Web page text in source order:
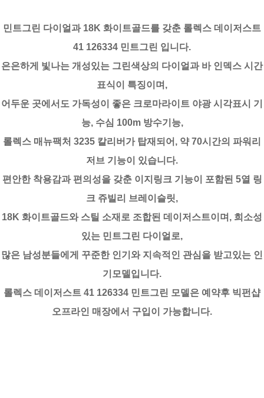
민트그린 다이얼과 18K 화이트골드를 갖춘 롤렉스 데이저스트
41 126334 민트그린 입니다.
은은하게 빛나는 개성있는 그린색상의 다이얼과 바 인덱스 시간
표식이 특징이며,
어두운 곳에서도 가독성이 좋은 크로마라이트 야광 시각표시 기
능, 수심 100m 방수기능,
롤렉스 매뉴팩처 3235 칼리버가 탑재되어, 약 70시간의 파워리
저브 기능이 있습니다.
편안한 착용감과 편의성을 갖춘 이지링크 기능이 포함된 5열 링
크 쥬빌리 브레이슬릿,
18K 화이트골드와 스틸 소재로 조합된 데이저스트이며, 희소성
있는 민트그린 다이얼로,
많은 남성분들에게 꾸준한 인기와 지속적인 관심을 받고있는 인
기모델입니다.
롤렉스 데이저스트 41 126334 민트그린 모델은 예약후 빅펀샵
오프라인 매장에서 구입이 가능합니다.